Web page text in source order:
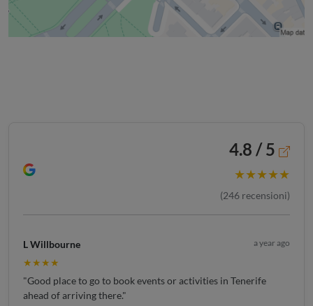
4.8 / 5
★★★★★
(246 recensioni)
L Willbourne a year ago
★★★★
"Good place to go to book events or activities in Tenerife
ahead of arriving there."